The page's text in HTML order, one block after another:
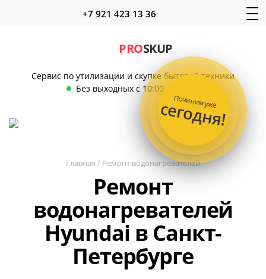
PROSKUP
Сервис по утилизации и скупке бытовой техники
Без выходных с 10:00 до 22:00
+7 921 423 13 36
Починим уже
сегодня!
Главная / Ремонт водонагревателей
Ремонт
водонагревателей
Hyundai в Санкт-
Петербурге